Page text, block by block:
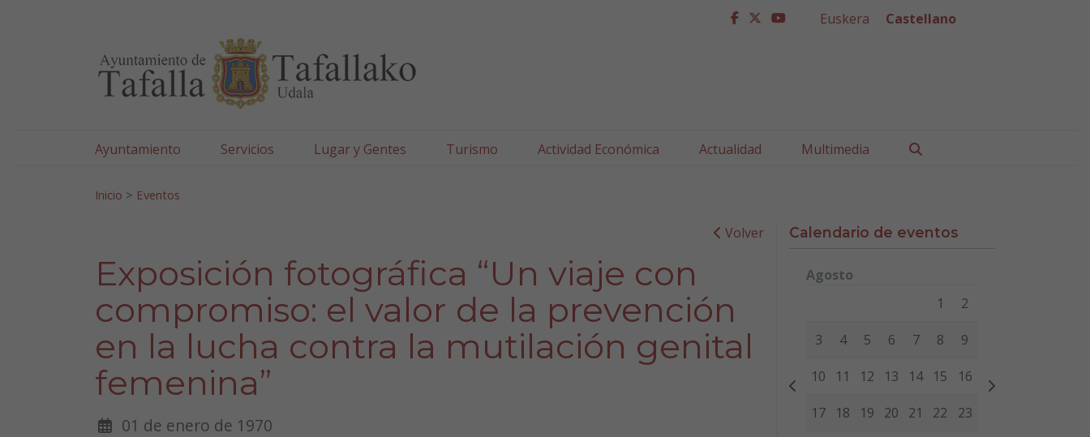
facebook
twitter
youtube
Euskera Castellano
Ayuntamiento Servicios Lugar y Gentes Turismo Actividad Económica Actualidad Multimedia
Inicio > Eventos
Volver
Exposición fotográfica “Un viaje con
compromiso: el valor de la prevención
en la lucha contra la mutilación genital
femenina”
01 de enero de 1970
Calendario de eventos
Agosto
Miércoles Jueves
1 2
3 4 5 6 7 8 9
10 11 12 13 14 15 16
17 18 19 20 21 22 23